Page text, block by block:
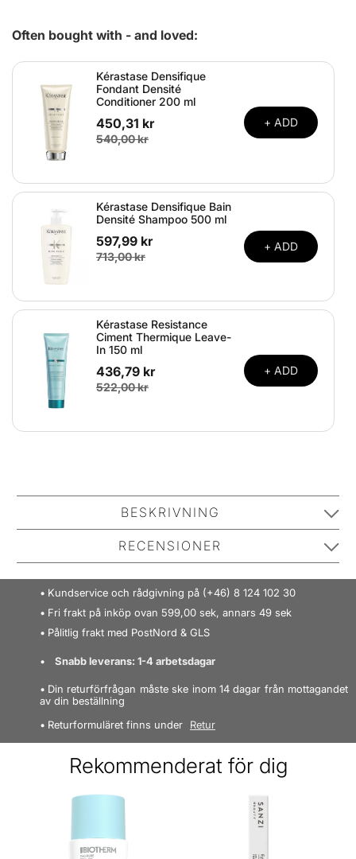
Often bought with - and loved:
Kérastase Densifique
Fondant Densité
Conditioner 200 ml
450,31 kr
540,00 kr
+ ADD
Kérastase Densifique Bain
Densité Shampoo 500 ml
597,99 kr
713,00 kr
+ ADD
Kérastase Resistance
Ciment Thermique Leave-
In 150 ml
436,79 kr
522,00 kr
+ ADD
BESKRIVNING
RECENSIONER
Kunderna har gett 5.0 av 5 stjärnor
5.0Baserat på 1 recensioner
SKRIVA EN RECENSION
Kundservice och rådgivning på (+46) 8 124 102 30
Fri frakt på inköp ovan 599,00 sek, annars 49 sek
Pålitlig frakt med PostNord & GLS
Snabb leverans: 1-4 arbetsdagar
Din returförfrågan måste ske inom 14 dagar från mottagandet
av din beställning
Returformuläret finns under
Retur
Rekommenderat för dig